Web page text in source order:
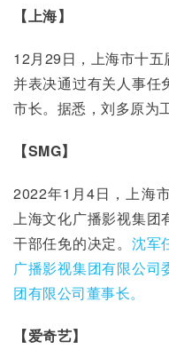
【上海】
12月29日，上海市十
并表决通过有关人事任
市长。据悉，刘多原为
【SMG】
2022年1月4日，上海
上海文化广播影视集团
干部任免的决定。 沈军
广播影视集团有限公司
团有限公司董事长。
【爱奇艺】